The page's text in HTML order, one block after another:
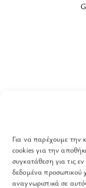
Για να παρέχουμε την
cookies για την
συγκατάθεση για τις
δεδομένα προσωπικού
αναγνωριστικά σε